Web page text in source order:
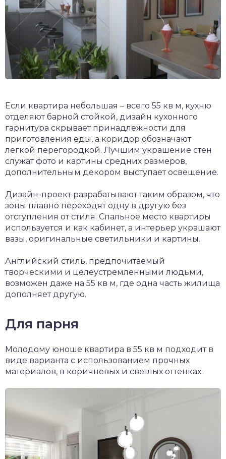
Если квартира небольшая – всего 55 кв м, кухню
отделяют барной стойкой, дизайн кухонного
гарнитура скрывает принадлежности для
приготовления еды, а коридор обозначают
легкой перегородкой. Лучшим украшение стен
служат фото и картины средних размеров,
дополнительным декором выступает освещение.
Дизайн-проект разрабатывают таким образом, что
зоны плавно переходят одну в другую без
отступления от стиля. Спальное место квартиры
используется и как кабинет, а интерьер украшают
вазы, оригинальные светильники и картины.
Английский стиль, предпочитаемый
творческими и целеустремленными людьми,
возможен даже на 55 кв м, где одна часть жилища
дополняет другую.
Для парня
Молодому юноше квартира в 55 кв м подходит в
виде варианта с использованием прочных
материалов, в коричневых и светлых оттенках.